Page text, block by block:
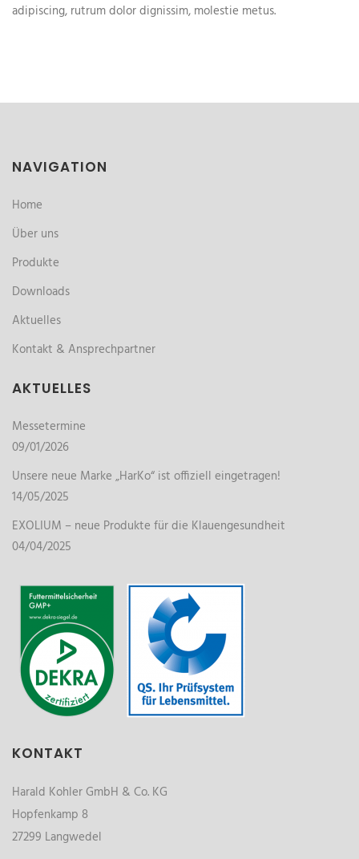
adipiscing, rutrum dolor dignissim, molestie metus.
NAVIGATION
Home
Über uns
Produkte
Downloads
Aktuelles
Kontakt & Ansprechpartner
AKTUELLES
Messetermine
09/01/2026
Unsere neue Marke „HarKo“ ist offiziell eingetragen!
14/05/2025
EXOLIUM – neue Produkte für die Klauengesundheit
04/04/2025
KONTAKT
Harald Kohler GmbH & Co. KG
Hopfenkamp 8
27299 Langwedel